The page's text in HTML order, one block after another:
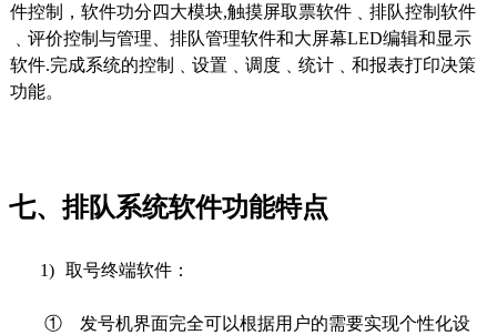
件控制，软件功分四大模块,触摸屏取票软件﹑排队控制软件
﹑评价控制与管理、排队管理软件和大屏幕LED编辑和显示
软件.完成系统的控制﹑设置﹑调度﹑统计﹑和报表打印决策
功能。
七、排队系统软件功能特点
1) 取号终端软件：
① 发号机界面完全可以根据用户的需要实现个性化设